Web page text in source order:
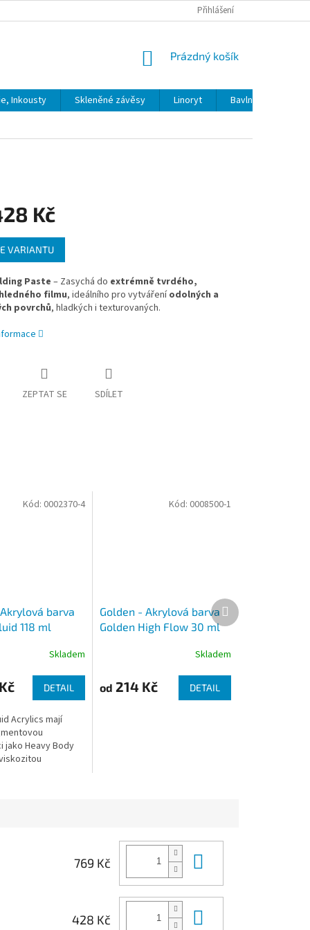
Přihlášení
NÁKUPNÍ
Prázdný košík
Inkousty Skleněné závěsy Linoryt Bavlna
Kč
VARIANTU
Paste– Zasychá do extrémně tvrdého,
filmu, ideálního pro vytvářeníodolných a
povrchů, hladkých i texturovaných.
ZEPTAT SE SDÍLET
barva
118 ml
Skladem
DETAIL
Acrylics mají
jako Heavy Body
Kód: 0002370-4
Golden - Akrylová barva
Golden High Flow 30 ml
Skladem
od 214 Kč DETAIL
Kód: 0008500-1
Další
produkt
769 Kč
428 Kč